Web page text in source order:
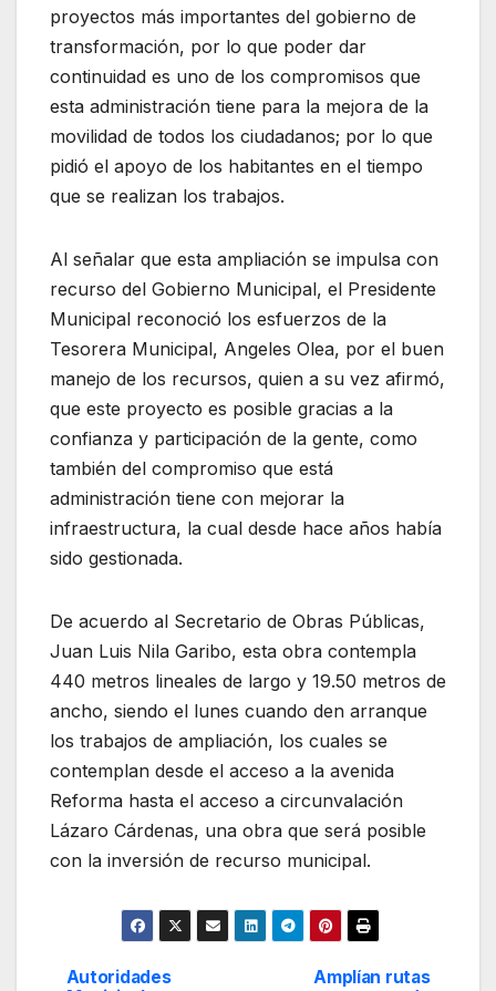
proyectos más importantes del gobierno de
transformación, por lo que poder dar
continuidad es uno de los compromisos que
esta administración tiene para la mejora de la
movilidad de todos los ciudadanos; por lo que
pidió el apoyo de los habitantes en el tiempo
que se realizan los trabajos.
Al señalar que esta ampliación se impulsa con
recurso del Gobierno Municipal, el Presidente
Municipal reconoció los esfuerzos de la
Tesorera Municipal, Angeles Olea, por el buen
manejo de los recursos, quien a su vez afirmó,
que este proyecto es posible gracias a la
confianza y participación de la gente, como
también del compromiso que está
administración tiene con mejorar la
infraestructura, la cual desde hace años había
sido gestionada.
De acuerdo al Secretario de Obras Públicas,
Juan Luis Nila Garibo, esta obra contempla
440 metros lineales de largo y 19.50 metros de
ancho, siendo el lunes cuando den arranque
los trabajos de ampliación, los cuales se
contemplan desde el acceso a la avenida
Reforma hasta el acceso a circunvalación
Lázaro Cárdenas, una obra que será posible
con la inversión de recurso municipal.
Amplían rutas
Autoridades